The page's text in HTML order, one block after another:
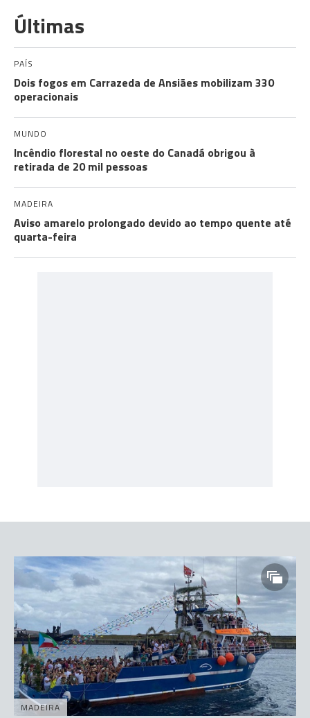
Últimas
PAÍS
Dois fogos em Carrazeda de Ansiães mobilizam 330
operacionais
MUNDO
Incêndio florestal no oeste do Canadá obrigou à
retirada de 20 mil pessoas
MADEIRA
Aviso amarelo prolongado devido ao tempo quente até
quarta-feira
MADEIRA